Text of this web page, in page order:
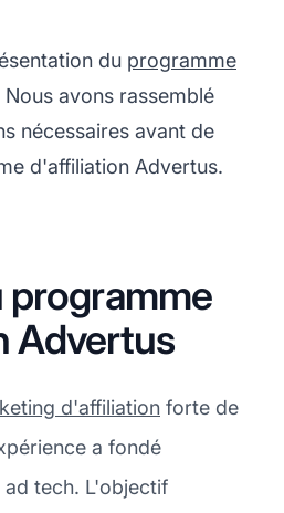
du programme
avons rassemblé
nécessaires avant de
d'affiliation Advertus.
Advertus
d'affiliation forte de
a fondé
tech. L'objectif